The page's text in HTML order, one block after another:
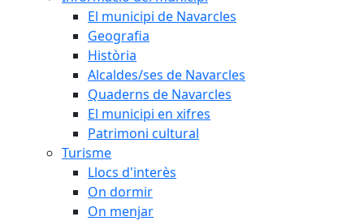
El municipi de Navarcles
Geografia
Història
Alcaldes/ses de Navarcles
Quaderns de Navarcles
El municipi en xifres
Patrimoni cultural
Turisme
Llocs d'interès
On dormir
On menjar